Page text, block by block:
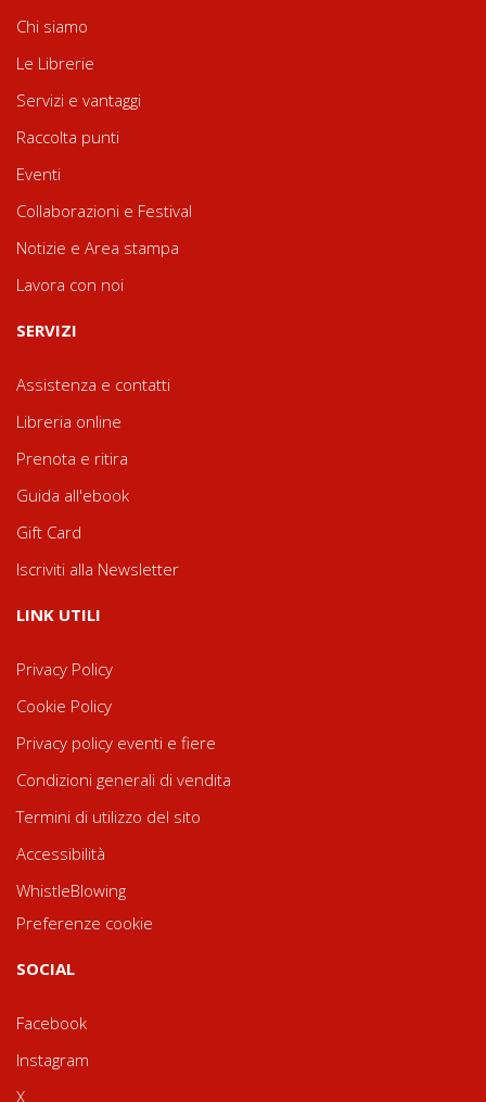
Chi siamo
Le Librerie
Servizi e vantaggi
Raccolta punti
Eventi
Collaborazioni e Festival
Notizie e Area stampa
Lavora con noi
SERVIZI
Assistenza e contatti
Libreria online
Prenota e ritira
Guida all'ebook
Gift Card
Iscriviti alla Newsletter
LINK UTILI
Privacy Policy
Cookie Policy
Privacy policy eventi e fiere
Condizioni generali di vendita
Termini di utilizzo del sito
Accessibilità
WhistleBlowing
Preferenze cookie
SOCIAL
Facebook
Instagram
X